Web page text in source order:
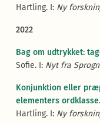
Hartling. I: Ny
2022
Bag om udtrykket:
Sofie. I: Nyt fra
Konjunktion eller
elementers ordklasse
Hartling. I: Ny